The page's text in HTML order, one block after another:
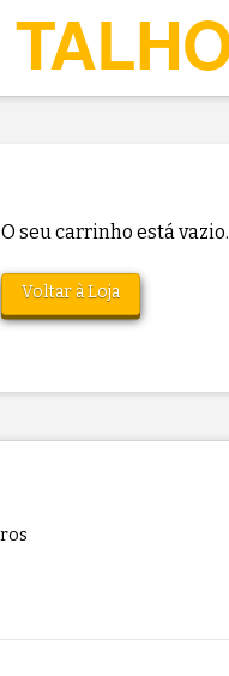
O seu carrinho está vazio.
Voltar à Loja